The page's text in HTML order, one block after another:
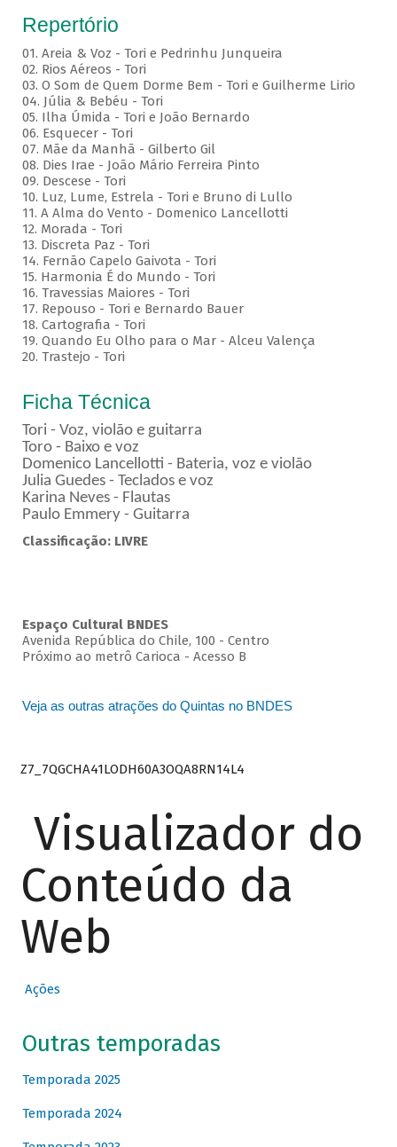
Repertório
01. Areia & Voz - Tori e Pedrinhu Junqueira
02. ⁠Rios Aéreos - Tori
03. O Som de Quem Dorme Bem - Tori e Guilherme Lirio
04. Júlia & Bebéu - Tori
05. Ilha Úmida - Tori e João Bernardo
06. Esquecer - Tori
07. Mãe da Manhã - Gilberto Gil
08. Dies Irae - João Mário Ferreira Pinto
09. Descese - Tori
10. Luz, Lume, Estrela - Tori e Bruno di Lullo
11. A Alma do Vento - Domenico Lancellotti
12. Morada - Tori
13. Discreta Paz - Tori
14. Fernão Capelo Gaivota - Tori
15. Harmonia É do Mundo - Tori
16. Travessias Maiores - Tori
17. Repouso - Tori e Bernardo Bauer
⁠18. Cartografia - Tori
19. Quando Eu Olho para o Mar - Alceu Valença
20. Trastejo - Tori
Ficha Técnica
Tori - Voz, violão e guitarra
Toro - Baixo e voz
Domenico Lancellotti - Bateria, voz e violão
Julia Guedes - Teclados e voz
Karina Neves - Flautas
Paulo Emmery - Guitarra
Classificação: LIVRE
Espaço Cultural BNDES
Avenida República do Chile, 100 - Centro
Próximo ao metrô Carioca - Acesso B
Veja as outras atrações do Quintas no BNDES
Z7_7QGCHA41LODH60A3OQA8RN14L4
Visualizador do
Conteúdo da
Web
Ações
Outras temporadas
Temporada 2025
Temporada 2024